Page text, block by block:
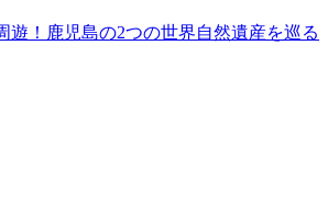
遊！鹿児島の2つの世界自然遺産を巡る